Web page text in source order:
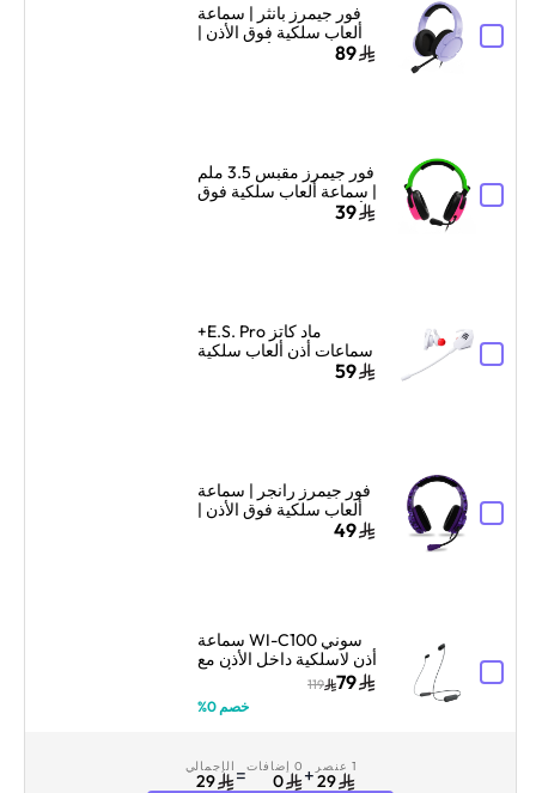
فور جيمرز بانثر | سماعة
ألعاب سلكية فوق الأذن |
تصميم فوق الأذن | لافندر
89
فور جيمرز مقبس 3.5 ملم
| سماعة ألعاب سلكية فوق
الأذن | دعم متعدد المنصات
39
ماد كاتز E.S. Pro+
سماعات أذن ألعاب سلكية
مع ميكروفون مزدوج –
59
فور جيمرز رانجر | سماعة
ألعاب سلكية فوق الأذن |
خفيفة ومريحة | تمويه49
سوني WI-C100 سماعة
أذن لاسلكية داخل الأذن مع
ميكروفون – أسود
79
119
خصم 0%
1 عنصر
29
+ 0 إضافات
0
= الإجمالي
29